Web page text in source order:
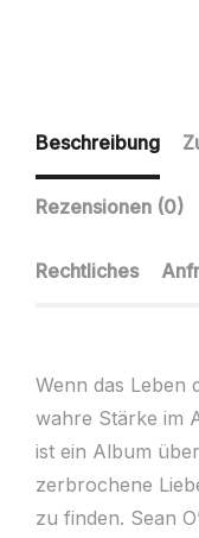
Beschreibung
Rezensionen (0)
Rechtliches
Wenn das Leben
wahre Stärke im
ist ein Album
zerbrochene
zu finden. Sean